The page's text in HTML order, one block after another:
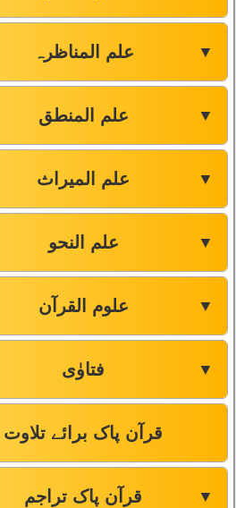
علم المناظرہ ▼
علم المنطق ▼
علم المیراث ▼
علم النحو ▼
علوم القرآن ▼
فتاوٰی ▼
قرآن پاک برائے تلاوت
قرآن پاک تراجم ▼